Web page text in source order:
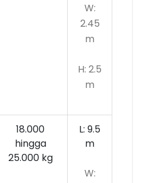
W:
2.45
m
H: 2.5
m
18.000
hingga
25.000 kg
L: 9.5
m
W: